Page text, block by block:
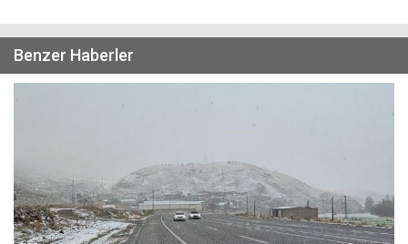
Benzer Haberler